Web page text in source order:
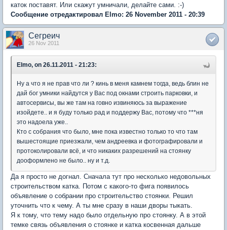
каток поставят. Или скажут умничали, делайте сами. :-)
Сообщение отредактировал Elmo: 26 November 2011 - 20:39
Сегреич
26 Nov 2011
Elmo, on 26.11.2011 - 21:23:
Ну а что я не прав что ли ? кинь в меня камнем тогда, ведь блин не
дай бог умники найдутся у Вас под окнами строить парковки, и
автосервисы, вы же там на говно извиняюсь за выражение
изойдете.. и я буду только рад и поддержу Вас, потому что ***ня
это надоела уже..
Кто с собрания что было, мне пока известно только то что там
вышестоящие приезжали, чем андреевка и фотографировали и
протоколировали всё, и что никаких разрешений на стоянку
дооформлено не было.. ну и т.д.
Да я просто не догнал. Сначала тут про несколько недовольных
строительством катка. Потом с какого-то фига появилось
объявление о собрании про строительство стоянки. Решил
уточнить что к чему. А ты мне сразу в наши дворы тыкать.
Я к тому, что тему надо было отдельную про стоянку. А в этой
темке связь объявления о стоянке и катка косвенная дальше